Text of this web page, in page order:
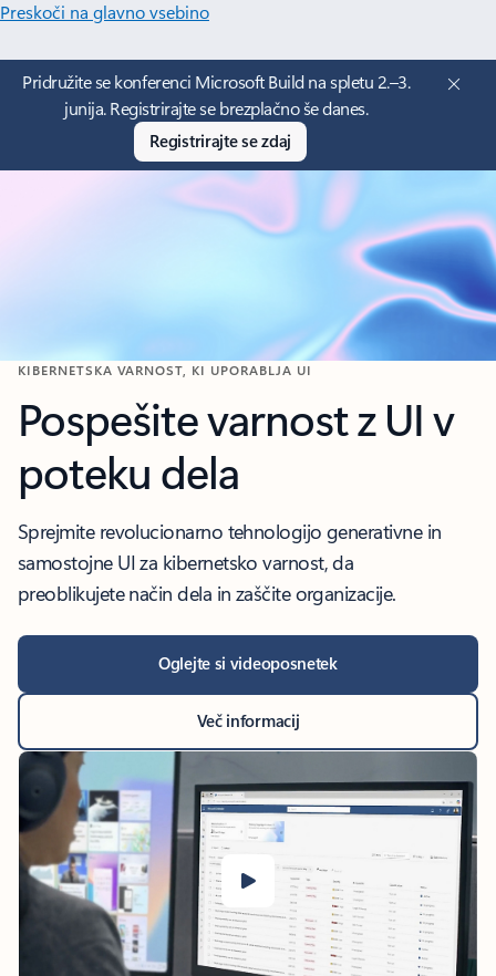
Preskoči na glavno vsebino
Pridružite se konferenci Microsoft Build na spletu 2.–3.
junija. Registrirajte se brezplačno še danes.
Registrirajte se zdaj
KIBERNETSKA VARNOST, KI UPORABLJA UI
Pospešite varnost z UI v
poteku dela
Sprejmite revolucionarno tehnologijo generativne in
samostojne UI za kibernetsko varnost, da
preoblikujete način dela in zaščite organizacije.
Oglejte si videoposnetek
Več informacij